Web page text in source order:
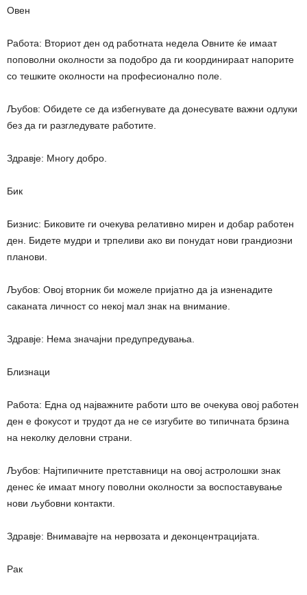
Овен
Работа: Вториот ден од работната недела Овните ќе имаат
поповолни околности за подобро да ги координираат напорите
со тешките околности на професионално поле.
Љубов: Обидете се да избегнувате да донесувате важни одлуки
без да ги разгледувате работите.
Здравје: Многу добро.
Бик
Бизнис: Биковите ги очекува релативно мирен и добар работен
ден. Бидете мудри и трпеливи ако ви понудат нови грандиозни
планови.
Љубов: Овој вторник би можеле пријатно да ја изненадите
саканата личност со некој мал знак на внимание.
Здравје: Нема значајни предупредувања.
Близнаци
Работа: Една од најважните работи што ве очекува овој работен
ден е фокусот и трудот да не се изгубите во типичната брзина
на неколку деловни страни.
Љубов: Најтипичните претставници на овој астролошки знак
денес ќе имаат многу поволни околности за воспоставување
нови љубовни контакти.
Здравје: Внимавајте на нервозата и деконцентрацијата.
Рак